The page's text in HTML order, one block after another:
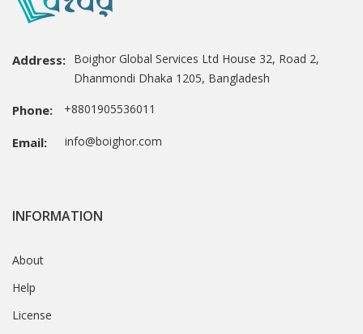
Address: Boighor Global Services Ltd House 32, Road 2,
Dhanmondi Dhaka 1205, Bangladesh
Phone: +8801905536011
Email: info@boighor.com
INFORMATION
About
Help
License